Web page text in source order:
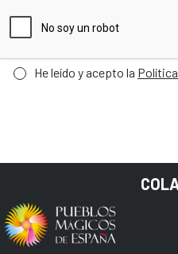
He leído y acepto la